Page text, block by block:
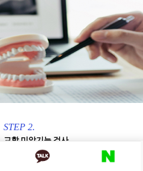
STEP 2.
교합 미악기능 검사
- 진단모형을 이용한 교합분석
- CT 촬영 등으로 과두 형태 평가